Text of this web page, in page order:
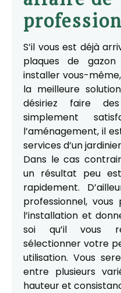
S’il vous est déjà
plaques de
installer vous-
la meilleure
désiriez faire
simplement
l’aménagement, il
services d’un
Dans le cas
un résultat peu
rapidement.
professionnel,
l’installation et
soi qu’il vous
sélectionner votre
utilisation. Vous
entre plusieurs
hauteur et